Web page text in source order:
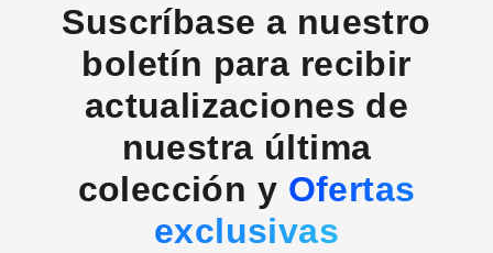
Suscríbase a nuestro
boletín para recibir
actualizaciones de
nuestra última
colección y Ofertas
exclusivas